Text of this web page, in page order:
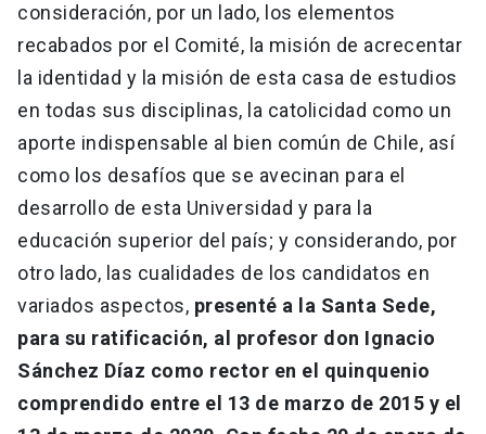
consideración, por un lado, los elementos
recabados por el Comité, la misión de acrecentar
la identidad y la misión de esta casa de estudios
en todas sus disciplinas, la catolicidad como un
aporte indispensable al bien común de Chile, así
como los desafíos que se avecinan para el
desarrollo de esta Universidad y para la
educación superior del país; y considerando, por
otro lado, las cualidades de los candidatos en
variados aspectos, presenté a la Santa Sede,
para su ratificación, al profesor don Ignacio
Sánchez Díaz como rector en el quinquenio
comprendido entre el 13 de marzo de 2015 y el